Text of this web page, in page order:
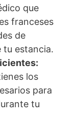
que
franceses
de
tu estancia.
los
para
tu